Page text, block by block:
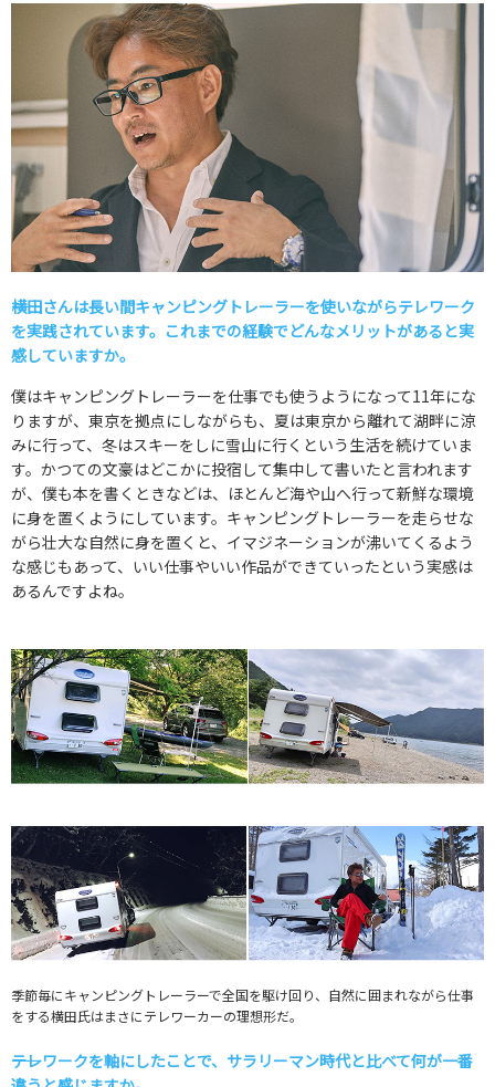
――横田さんは長い間キャンピングトレーラーを使いながらテレワーク
を実践されています。これまでの経験でどんなメリットがあると実
感していますか。
僕はキャンピングトレーラーを仕事でも使うようになって11年にな
りますが、東京を拠点にしながらも、夏は東京から離れて湖畔に涼
みに行って、冬はスキーをしに雪山に行くという生活を続けていま
す。かつての文豪はどこかに投宿して集中して書いたと言われます
が、僕も本を書くときなどは、ほとんど海や山へ行って新鮮な環境
に身を置くようにしています。キャンピングトレーラーを走らせな
がら壮大な自然に身を置くと、イマジネーションが沸いてくるよう
な感じもあって、いい仕事やいい作品ができていったという実感は
あるんですよね。
季節毎にキャンピングトレーラーで全国を駆け回り、自然に囲まれながら仕事
をする横田氏はまさにテレワーカーの理想形だ。
――テレワークを軸にしたことで、サラリーマン時代と比べて何が一番